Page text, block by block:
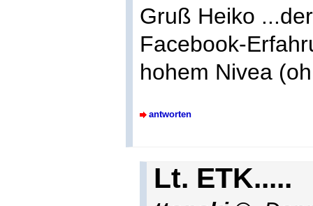
Gruß Heiko
Facebook-
hohem Nivea
antworten
Lt. ETK.....